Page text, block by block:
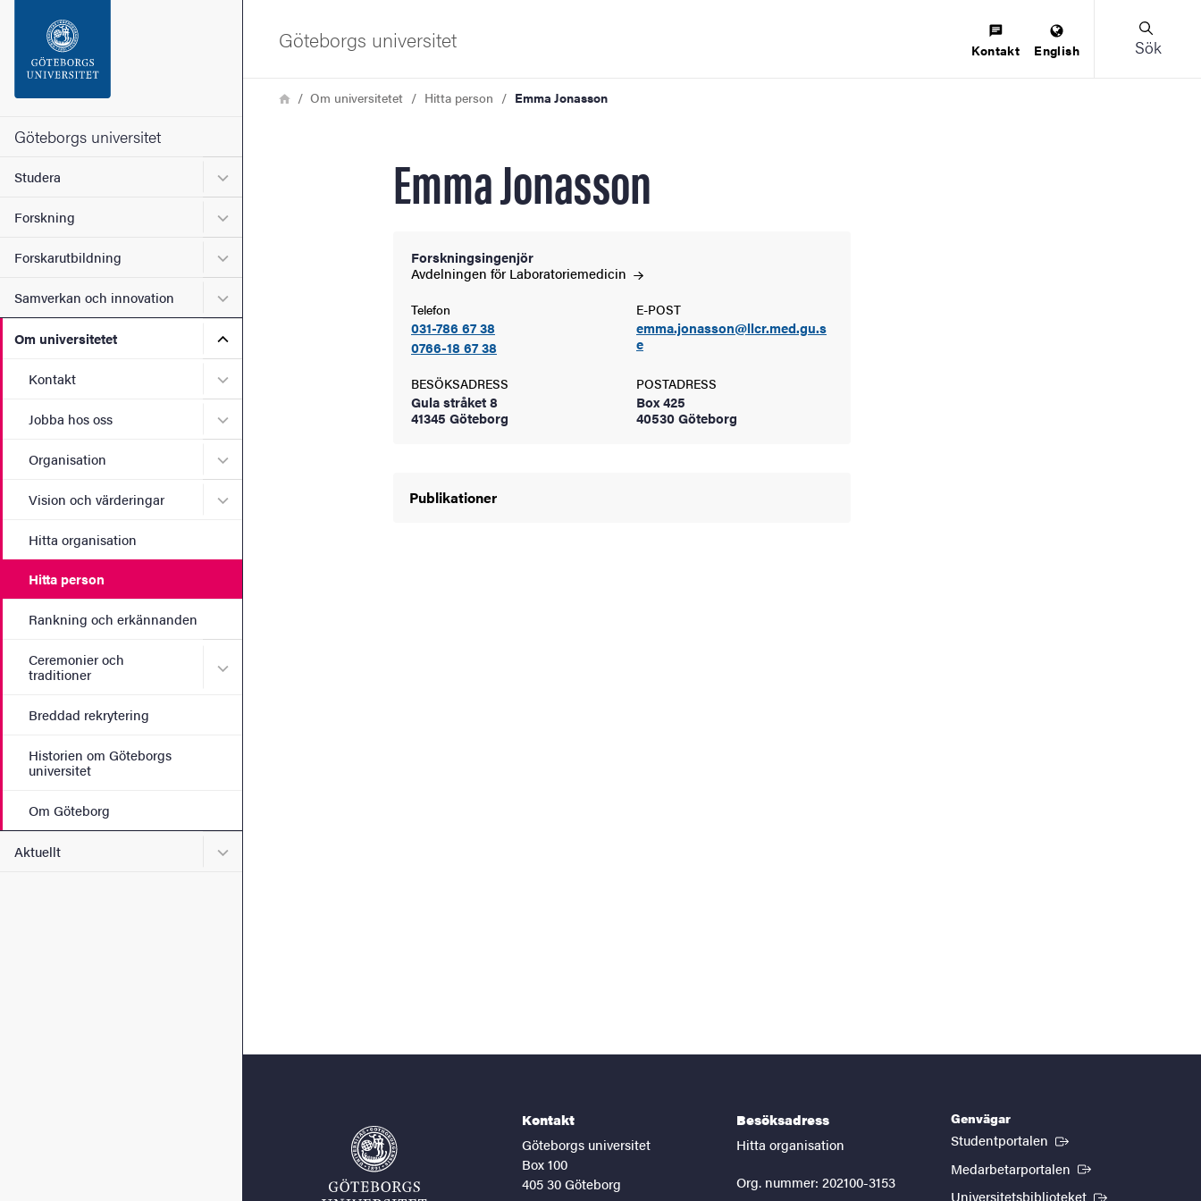
Sidfoten
Om webbplatsen
Göteborgs universitet
Studera Undermeny för Studera
Forskning Undermeny för Forskning
Forskarutbildning Undermeny för Forskarutbildning
Samverkan och innovation Undermeny för Samverkan och innovation
Om universitetet Undermeny för Om universitetet
Kontakt Undermeny för Kontakt
Jobba hos oss Undermeny för Jobba hos oss
Organisation Undermeny för Organisation
Vision och värderingar Undermeny för Vision och värderingar
Hitta organisation
Hitta person
Rankning och erkännanden
Ceremonier och
traditioner
Undermeny för Ceremonier och traditioner
Breddad rekrytering
Historien om Göteborgs
universitet
Om Göteborg
Aktuellt Undermeny för Aktuellt
Göteborgs universitet Kontakt English Sök
LänkstigHemOm universitetet Hitta person Emma Jonasson
Emma Jonasson
Forskningsingenjör
Avdelningen förLaboratoriemedicin
Telefon
031-786 67 38
0766-18 67 38
E-POST
emma.jonasson@llcr.med.gu.s
e
BESÖKSADRESS
Gula stråket 8
41345 Göteborg
POSTADRESS
Box 425
40530 Göteborg
Publikationer
Kontakt
Göteborgs universitet
Box 100
405 30 Göteborg
Besöksadress
Hitta organisation
Org. nummer: 202100-3153
Genvägar
Studentportalen (Extern länk)
Medarbetarportalen (Extern länk)
Universitetsbiblioteket (Extern länk)